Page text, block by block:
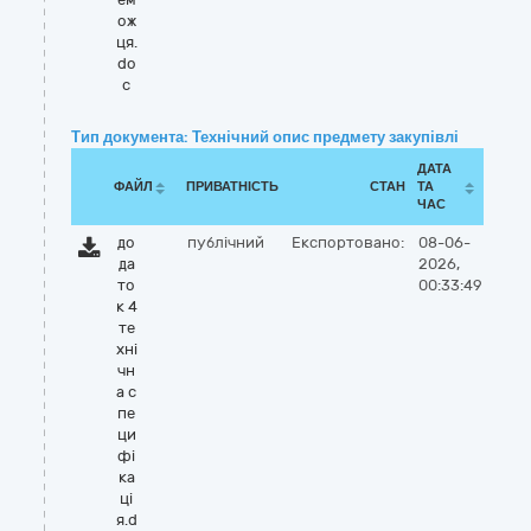
ож
ця.
do
c
Тип документа: Технічний опис предмету закупівлі
ФАЙЛ ПРИВАТНІСТЬ СТАН
ДАТА
ТА
ЧАС
до
да
то
к 4
те
хні
чн
а с
пе
ци
фі
ка
ці
я.d
публічний Експортовано:
08-06-
2026,
00:33:49